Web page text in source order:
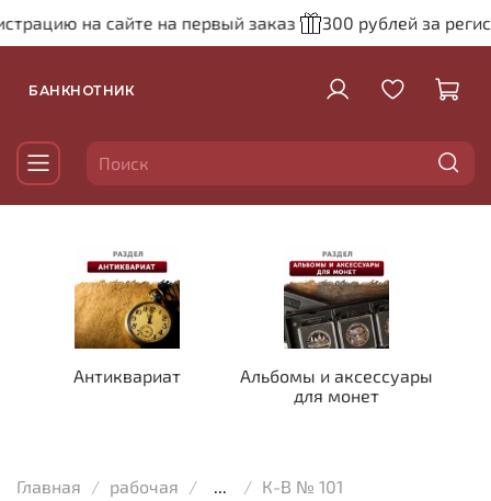
на сайте на первый заказ 300 рублей за
БАНКНОТНИК
Антиквариат
Альбомы и аксессуары
для монет
Главная рабочая ... К-В № 101